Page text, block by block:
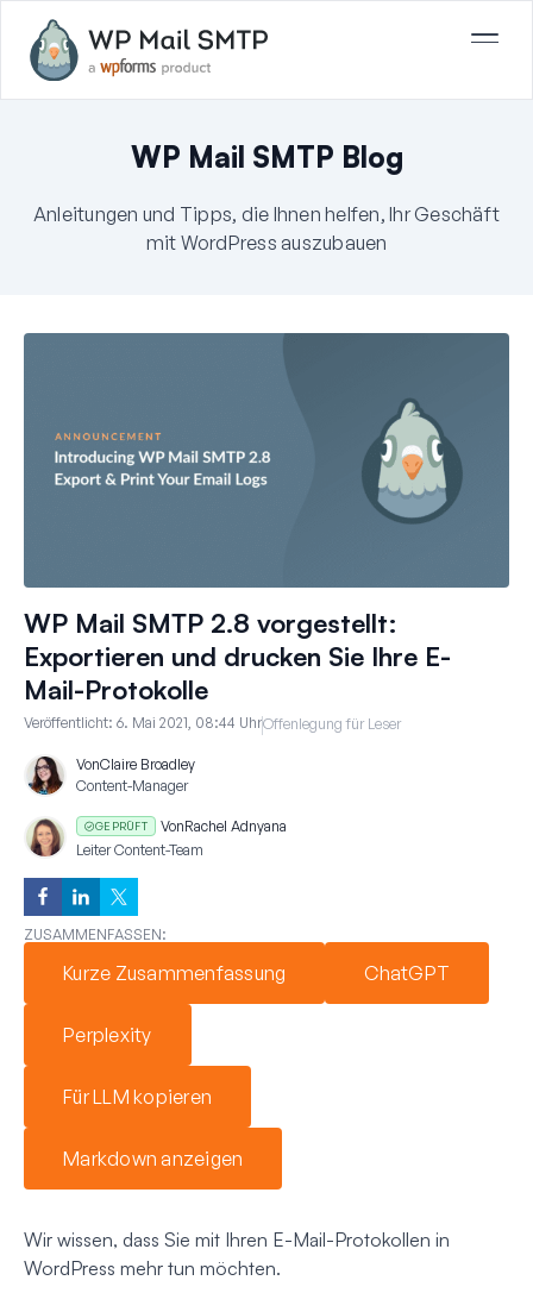
WP Mail SMTP Blog
Anleitungen und Tipps, die Ihnen helfen, Ihr Geschäft
mit WordPress auszubauen
WP Mail SMTP 2.8 vorgestellt:
Exportieren und drucken Sie Ihre E-
Mail-Protokolle
Veröffentlicht: 6. Mai 2021, 08:44 UhrOffenlegung für Leser
VonClaire Broadley
Content-Manager
GEPRÜFT VonRachel Adnyana
Leiter Content-Team
ZUSAMMENFASSEN:
Kurze Zusammenfassung ChatGPT
Perplexity
Für LLM kopieren
Markdown anzeigen
Wir wissen, dass Sie mit Ihren E-Mail-Protokollen in
WordPress mehr tun möchten.